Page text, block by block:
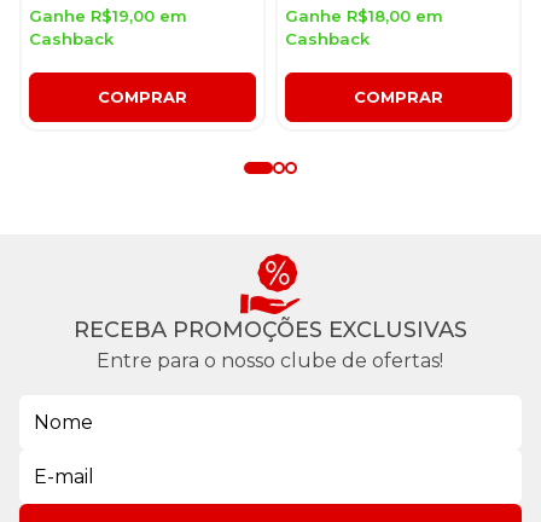
Ganhe R$19,00 em
Cashback
COMPRAR
Ganhe R$18,00 em
Cashback
COMPRAR
RECEBA PROMOÇÕES EXCLUSIVAS
Entre para o nosso clube de ofertas!